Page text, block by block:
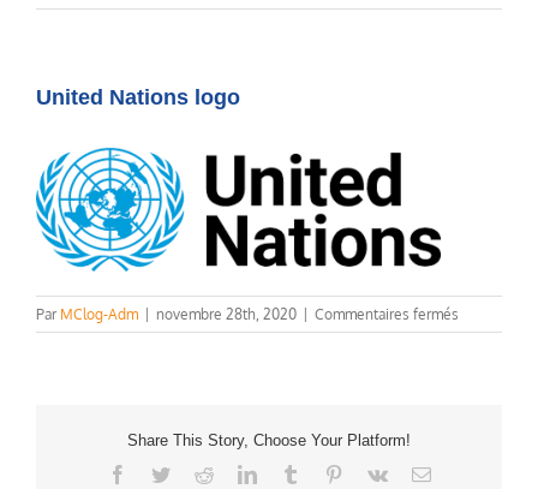
United Nations logo
Par MClog-Adm novembre 28th, 2020 Commentaires fermés
United
Share This Story, Choose Your Platform!
Facebook
TwitterRedditLinkedInTumblr Pinterest
Vk Email